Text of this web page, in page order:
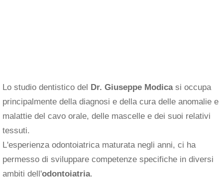
Lo studio dentistico del Dr. Giuseppe Modicasi occupa
principalmente della diagnosi e della cura delle anomalie e
malattie del cavo orale, delle mascelle e dei suoi relativi
tessuti.
L'esperienza odontoiatrica maturata negli anni, ci ha
permesso di sviluppare competenze specifiche in diversi
ambiti dell'odontoiatria.